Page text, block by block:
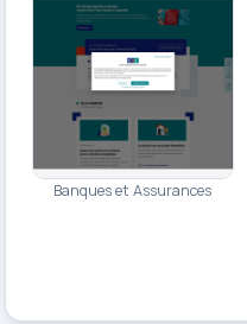
Banques et Assurances